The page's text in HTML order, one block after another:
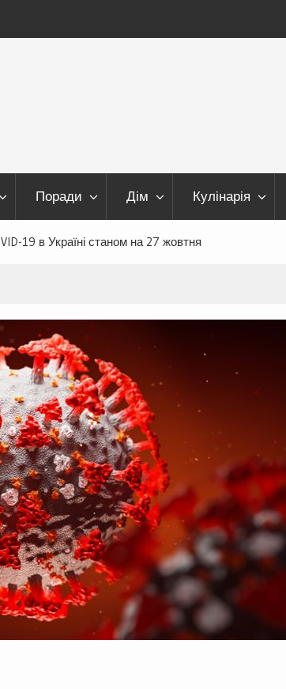
Поради Дім Кулінарія
19 в Україні станом на 27 жовтня